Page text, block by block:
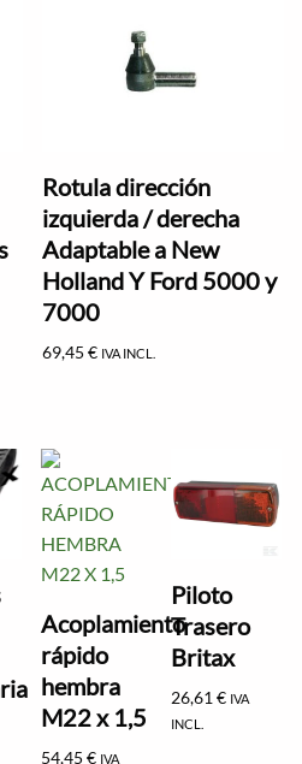
Rotula dirección
izquierda / derecha
Adaptable a New
Holland Y Ford 5000 y
7000
69,45€ IVA INCL.
Acoplamiento
rápido
hembra
M22 x 1,5
54,45€ IVA
Piloto
Trasero
Britax
26,61€ IVA
INCL.